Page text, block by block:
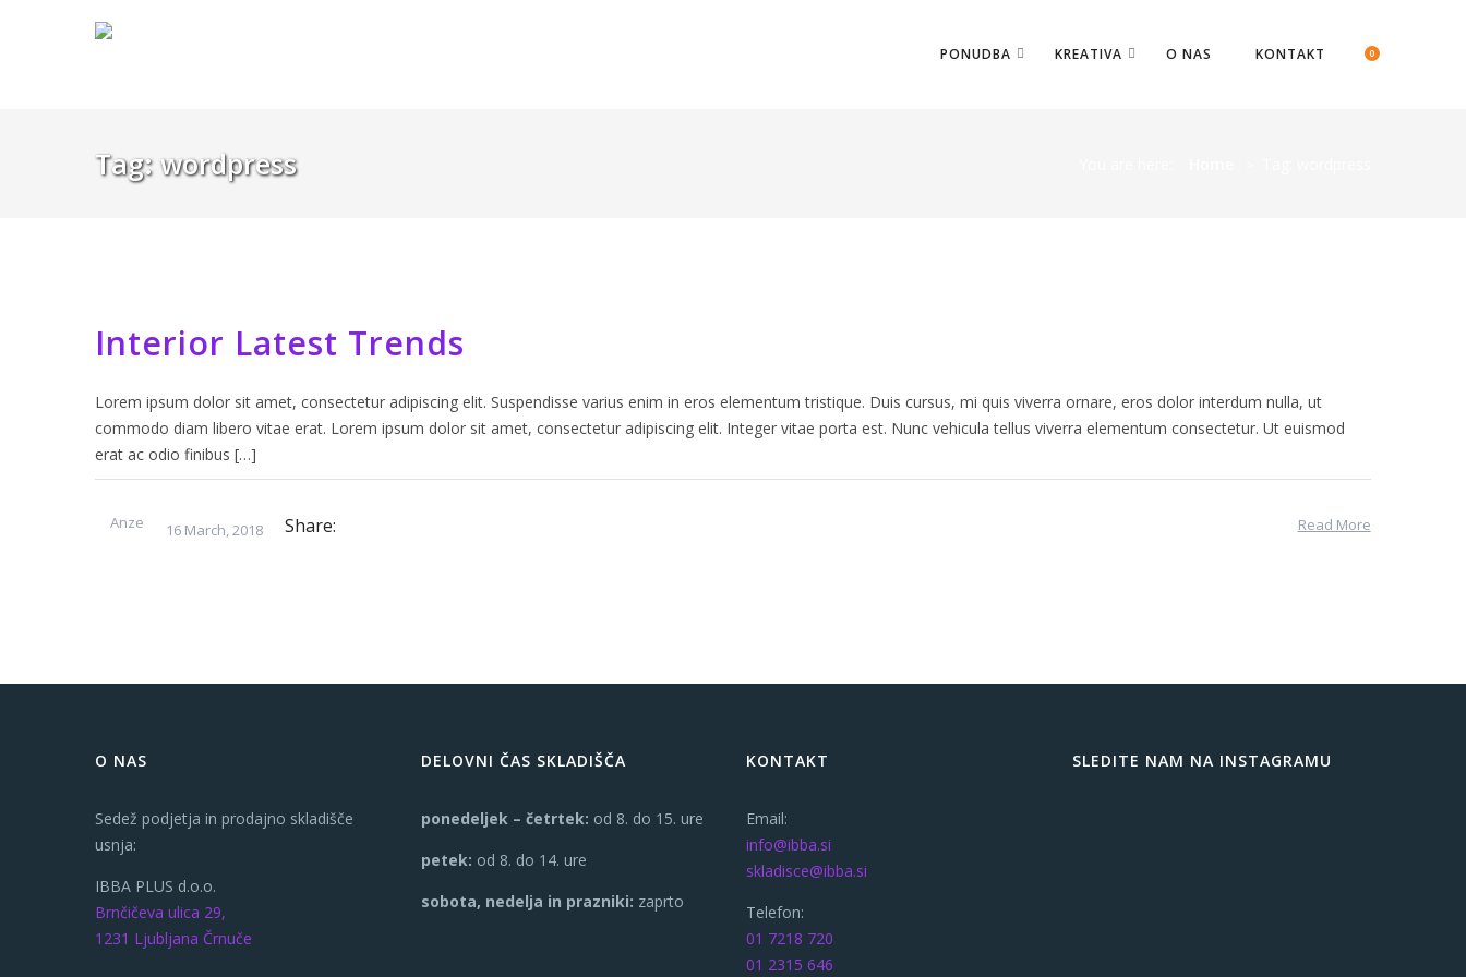
0
PONUDBA KREATIVA O NAS KONTAKT
Tag:wordpress
Interior Latest Trends
Lorem ipsum dolor sit amet, consectetur adipiscing elit. Suspendisse varius enim in eros elementum tristique. Duis cursus, mi quis viverra ornare, eros dolor interdum nulla, ut
commodo diam libero vitae erat. Lorem ipsum dolor sit amet, consectetur adipiscing elit. Integer vitae porta est. Nunc vehicula tellus viverra elementum consectetur. Ut euismod
erat ac odio finibus […]
Anze Share:
16 March, 2018 Read More
O NAS
Sedež podjetja in prodajno skladišče
usnja:
IBBA PLUS d.o.o.
Brnčičeva ulica 29,
1231 Ljubljana Črnuče
DELOVNI ČAS SKLADIŠČA
ponedeljek – četrtek: od 8. do 15. ure
petek: od 8. do 14. ure
sobota, nedelja in prazniki: zaprto
KONTAKT
Email:
info@ibba.si
skladisce@ibba.si
Telefon:
01 7218 720
01 2315 646
SLEDITE NAM NA INSTAGRAMU